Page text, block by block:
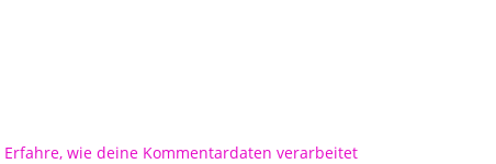
Erfahre, wie deine Kommentardaten verarbeitet